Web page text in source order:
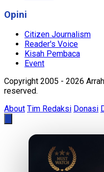
Opini
Citizen Journalism
Reader's Voice
Kisah Pembaca
Event
Copyright 2005 - 2026
reserved.
About Tim Redaksi Donasi